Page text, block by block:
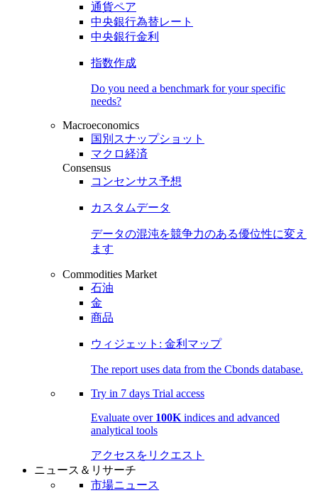
通貨ペア
中央銀行為替レート
中央銀行金利
指数作成
Do you need a benchmark for your specific
needs?
Macroeconomics
国別スナップショット
マクロ経済
Consensus
コンセンサス予想
カスタムデータ
データの混沌を競争力のある優位性に変え
ます
Commodities Market
石油
金
商品
ウィジェット: 金利マップ
The report uses data from the Cbonds database.
Try in 7 days Trial access
Evaluate over 100K indices and advanced
analytical tools
アクセスをリクエスト
ニュース＆リサーチ
市場ニュース